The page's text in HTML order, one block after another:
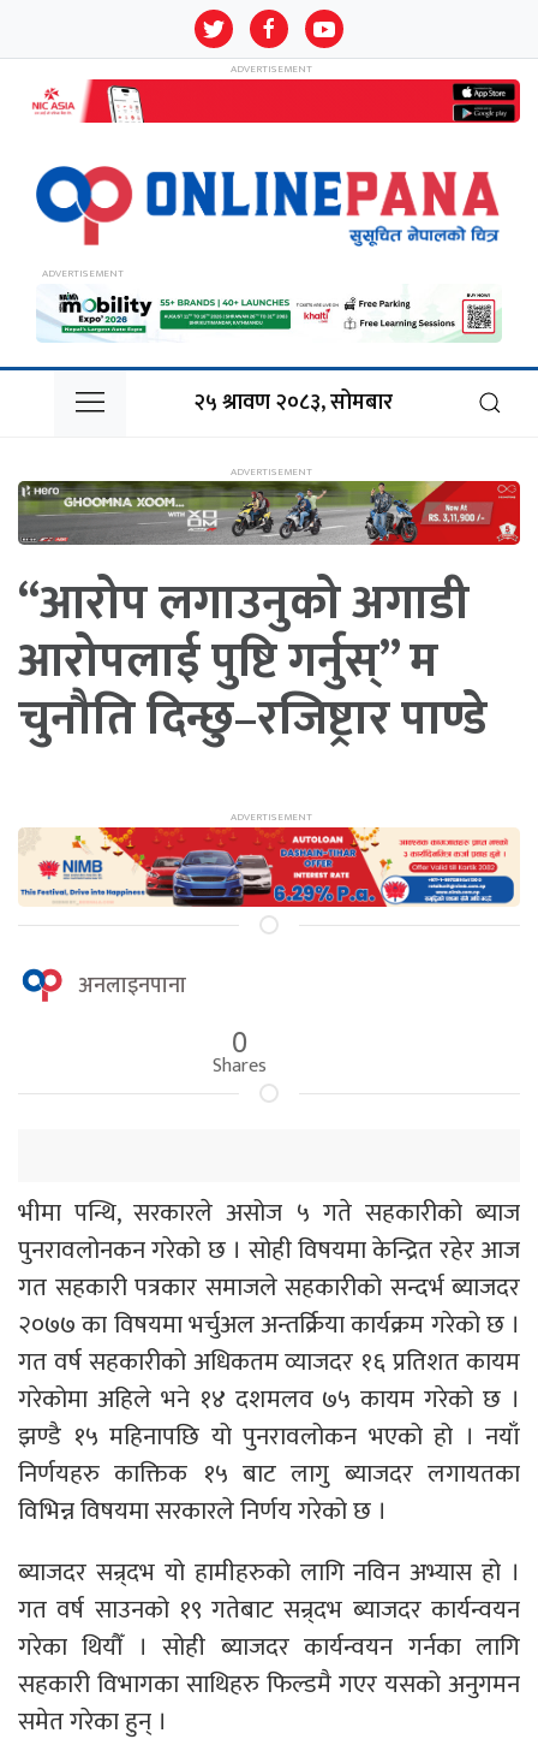
२५ श्रावण २०८३, सोमबार
“आरोप लगाउनुको अगाडी
आरोपलाई पुष्टि गर्नुस्” म
चुनौति दिन्छु–रजिष्ट्रार पाण्डे
अनलाइनपाना
0
Shares
भीमा पन्थि, सरकारले असोज ५ गते सहकारीको ब्याज
पुनरावलोनकन गरेको छ । सोही विषयमा केन्द्रित रहेर आज
गत सहकारी पत्रकार समाजले सहकारीको सन्दर्भ ब्याजदर
२०७७ का विषयमा भर्चुअल अन्तर्क्रिया कार्यक्रम गरेको छ ।
गत वर्ष सहकारीको अधिकतम व्याजदर १६ प्रतिशत कायम
गरेकोमा अहिले भने १४ दशमलव ७५ कायम गरेको छ ।
झण्डै १५ महिनापछि यो पुनरावलोकन भएको हो । नयाँ
निर्णयहरु काक्तिक १५ बाट लागु ब्याजदर लगायतका
विभिन्न विषयमा सरकारले निर्णय गरेको छ ।
ब्याजदर सन्र्दभ यो हामीहरुको लागि नविन अभ्यास हो ।
गत वर्ष साउनको १९ गतेबाट सन्र्दभ ब्याजदर कार्यन्वयन
गरेका थियौँ । सोही ब्याजदर कार्यन्वयन गर्नका लागि
सहकारी विभागका साथिहरु फिल्डमै गएर यसको अनुगमन
समेत गरेका हुन् ।